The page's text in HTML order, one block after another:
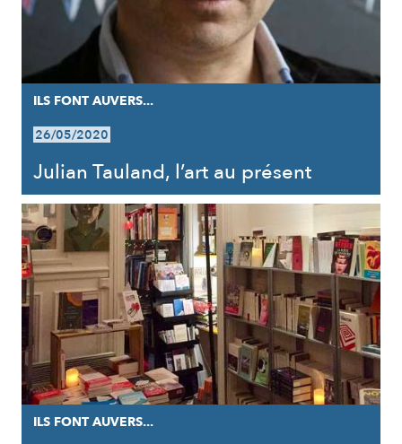
ILS FONT AUVERS...
26/05/2020
Julian Tauland, l’art au présent
ILS FONT AUVERS...